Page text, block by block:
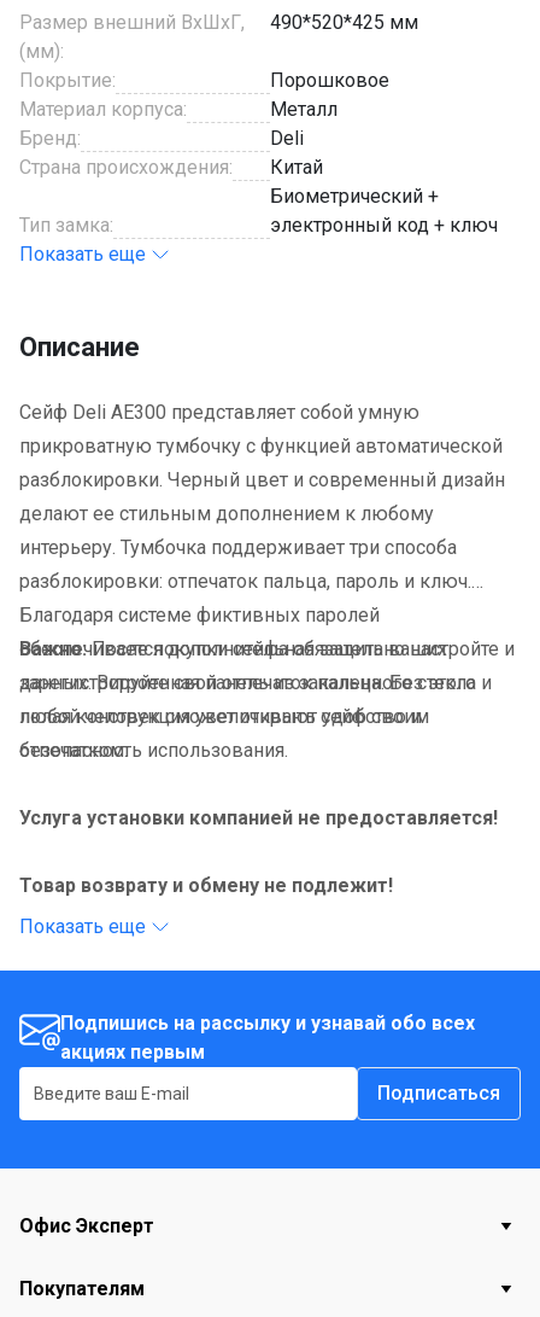
Размер внешний ВхШхГ,
(мм):
490*520*425 мм
Покрытие:
Порошковое
Материал корпуса:
Металл
Бренд:
Deli
Страна происхождения:
Китай
Тип замка:
Биометрический +
электронный код + ключ
Показать еще
Описание
Сейф Deli AE300 представляет собой умную
прикроватную тумбочку с функцией автоматической
разблокировки. Черный цвет и современный дизайн
делают ее стильным дополнением к любому
интерьеру. Тумбочка поддерживает три способа
разблокировки: отпечаток пальца, пароль и ключ.
Благодаря системе фиктивных паролей
обеспечивается дополнительная защита ваших
данных. Встроенная панель из закаленного стекла и
полая конструкция увеличивают удобство и
безопасность использования.
Важно:После покупки сейфа обязательно настройте и
зарегистрируйте свой отпечаток пальца. Без этого
любой человек сможет открыть сейф своим
отпечатком.
Услуга установки компанией не предоставляется!
Товар возврату и обмену не подлежит!
Показать еще
Подпишись на рассылку и узнавай обо всех
акциях первым
Подписаться
Офис Эксперт
Покупателям